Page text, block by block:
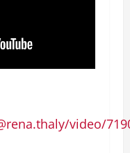
video/